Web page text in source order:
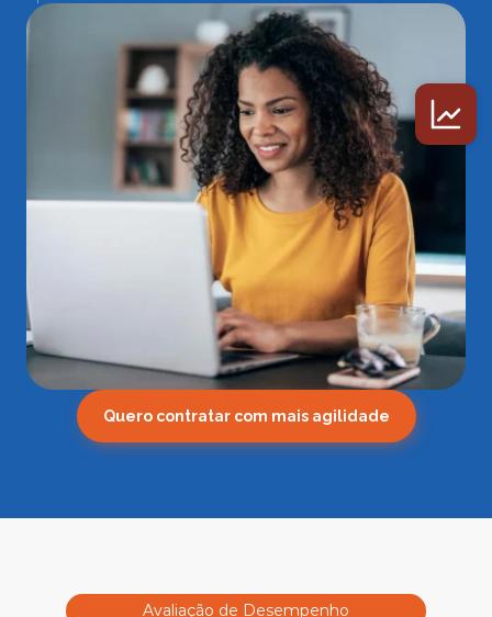
Quero contratar com mais agilidade
Avaliação de Desempenho